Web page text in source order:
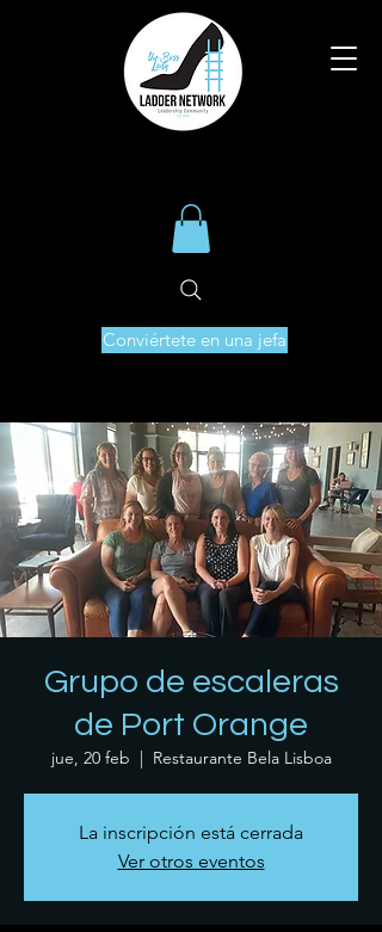
Conviértete en una jefa
Grupo de escaleras
de Port Orange
jue, 20 feb
  |
Restaurante Bela Lisboa
La inscripción está cerrada
Ver otros eventos